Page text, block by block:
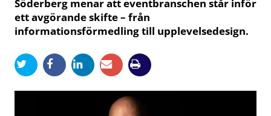
Söderberg menar att eventbranschen står inför
ett avgörande skifte – från
informationsförmedling till upplevelsedesign.